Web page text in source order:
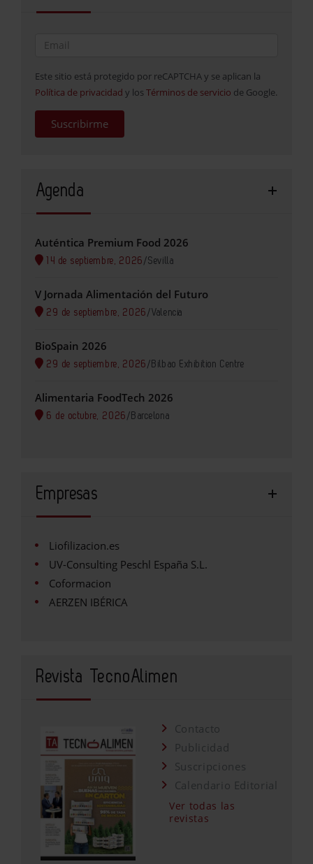
Este sitio está protegido por reCAPTCHA y se aplican la
Política de privacidad y los Términos de servicio de Google.
Suscribirme
Agenda
Auténtica Premium Food 2026
14 de septiembre, 2026 /Sevilla
V Jornada Alimentación del Futuro
29 de septiembre, 2026 /Valencia
BioSpain 2026
29 de septiembre, 2026 / Bilbao Exhibition Centre
Alimentaria FoodTech 2026
6 de octubre, 2026 / Barcelona
Empresas
Liofilizacion.es
UV-Consulting Peschl España S.L.
Coformacion
AERZEN IBÉRICA
Revista TecnoAlimen
Contacto
Publicidad
Suscripciones
Calendario Editorial
Ver todas las
revistas